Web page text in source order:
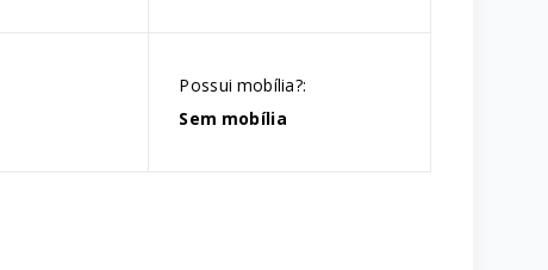
Possui mobília?:
Sem mobília